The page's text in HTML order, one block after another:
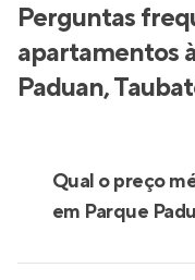
Perguntas
apartamentos
Paduan,
Qual o preço
em Parque